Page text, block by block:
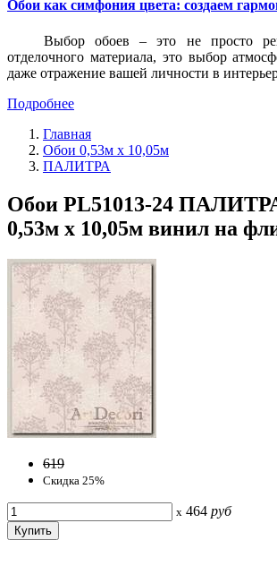
Обои как симфония цвета: создаем
Выбор обоев – это не просто
отделочного материала, это выбор
даже отражение вашей личности в
Подробнее
Главная
Обои 0,53м x 10,05м
ПАЛИТРА
Обои PL51013-24
0,53м x 10,05м винил на
619
Скидка 25%
x 464 руб